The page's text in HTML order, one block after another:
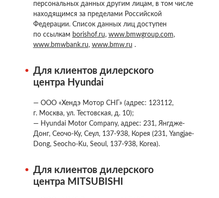
персональных данных другим лицам, в том числе
находящимся за пределами Российской
Федерации. Список данных лиц доступен
по ссылкам borishof.ru, www.bmwgroup.com,
www.bmwbank.ru, www.bmw.ru .
Для клиентов дилерского
центра Hyundai
— ООО «Хендэ Мотор СНГ» (адрес: 123112,
г. Москва, ул. Тестовская, д. 10);
— Hyundai Motor Company, адрес: 231, Янгдже-
Донг, Сеочо-Ку, Сеул, 137-938, Корея (231, Yangjae-
Dong, Seocho-Ku, Seoul, 137-938, Korea).
Для клиентов дилерского
центра MITSUBISHI